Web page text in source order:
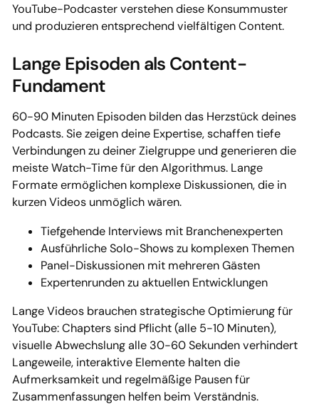
YouTube-Podcaster verstehen diese Konsummuster
und produzieren entsprechend vielfältigen Content.
Lange Episoden als Content-
Fundament
60-90 Minuten Episoden bilden das Herzstück deines
Podcasts. Sie zeigen deine Expertise, schaffen tiefe
Verbindungen zu deiner Zielgruppe und generieren die
meiste Watch-Time für den Algorithmus. Lange
Formate ermöglichen komplexe Diskussionen, die in
kurzen Videos unmöglich wären.
Tiefgehende Interviews mit Branchenexperten
Ausführliche Solo-Shows zu komplexen Themen
Panel-Diskussionen mit mehreren Gästen
Expertenrunden zu aktuellen Entwicklungen
Lange Videos brauchen strategische Optimierung für
YouTube: Chapters sind Pflicht (alle 5-10 Minuten),
visuelle Abwechslung alle 30-60 Sekunden verhindert
Langeweile, interaktive Elemente halten die
Aufmerksamkeit und regelmäßige Pausen für
Zusammenfassungen helfen beim Verständnis.